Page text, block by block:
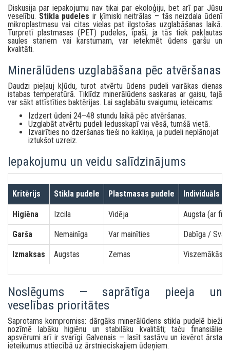
Diskusija par iepakojumu nav tikai par ekoloģiju, bet arī par Jūsu
veselību. Stikla pudeles ir ķīmiski neitrālas – tās neizdala ūdenī
mikroplastmasu vai citas vielas pat ilgstošas uzglabāšanas laikā.
Turpretī plastmasas (PET) pudeles, īpaši, ja tās tiek pakļautas
saules stariem vai karstumam, var ietekmēt ūdens garšu un
kvalitāti.
Minerālūdens uzglabāšana pēc atvēršanas
Daudzi pieļauj kļūdu, turot atvērtu ūdens pudeli vairākas dienas
istabas temperatūrā. Tiklīdz minerālūdens saskaras ar gaisu, tajā
var sākt attīstīties baktērijas. Lai saglabātu svaigumu, ieteicams:
Izdzert ūdeni 24–48 stundu laikā pēc atvēršanas.
Uzglabāt atvērtu pudeli ledusskapī vai vēsā, tumšā vietā.
Izvairīties no dzeršanas tieši no kakliņa, ja pudeli neplānojat
iztukšot uzreiz.
Iepakojumu un veidu salīdzinājums
Kritērijs Stikla pudele Plastmasas pudele Individuāls
Higiēna Izcila Vidēja Augsta (ar
Garša Nemainīga Var mainīties Dabīga /
Izmaksas Augstas Zemas Viszemākās
Noslēgums — saprātīga pieeja un
veselības prioritātes
Saprotams kompromiss: dārgāks minerālūdens stikla pudelē bieži
nozīmē labāku higiēnu un stabilāku kvalitāti; taču finansiālie
apsvērumi arī ir svarīgi. Galvenais — lasīt sastāvu un ievērot ārsta
ieteikumus attiecībā uz ārstnieciskajiem ūdeņiem.